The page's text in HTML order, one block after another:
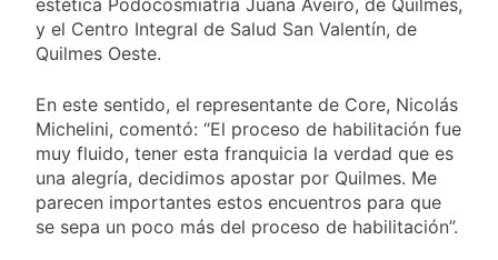
estética Podocosmiatría Juana Aveiro, de Quilmes,
y el Centro Integral de Salud San Valentín, de
Quilmes Oeste.
En este sentido, el representante de Core, Nicolás
Michelini, comentó: “El proceso de habilitación fue
muy fluido, tener esta franquicia la verdad que es
una alegría, decidimos apostar por Quilmes. Me
parecen importantes estos encuentros para que
se sepa un poco más del proceso de habilitación”.